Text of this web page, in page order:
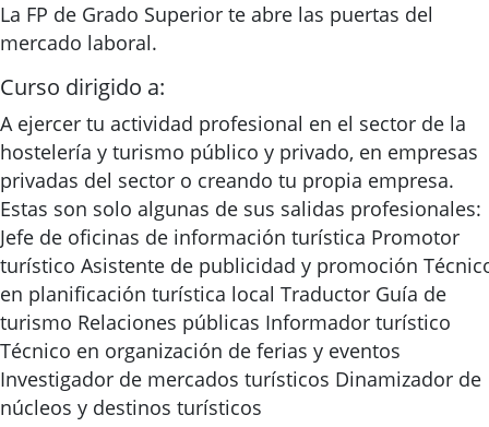
La FP de Grado Superior te abre las puertas del
mercado laboral.
Curso dirigido a:
A ejercer tu actividad profesional en el sector de la
hostelería y turismo público y privado, en empresas
privadas del sector o creando tu propia empresa.
Estas son solo algunas de sus salidas profesionales:
Jefe de oficinas de información turística Promotor
turístico Asistente de publicidad y promoción
en planificación turística local Traductor Guía de
turismo Relaciones públicas Informador turístico
Técnico en organización de ferias y eventos
Investigador de mercados turísticos Dinamizador de
núcleos y destinos turísticos